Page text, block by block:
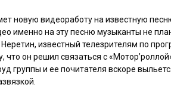
новую видеоработу на известную
именно на эту песню музыканты не
известный телезрителям по
что он решил связаться с
группы и ее почитателя вскоре